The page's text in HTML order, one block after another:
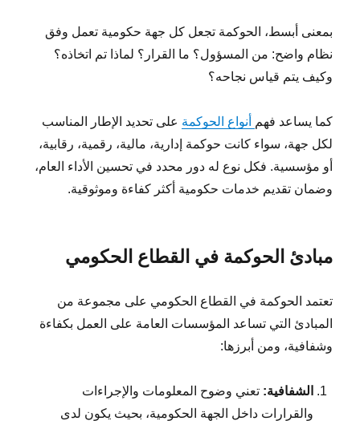
بمعنى أبسط، الحوكمة تجعل كل جهة حكومية تعمل وفق
نظام واضح: من المسؤول؟ ما القرار؟ لماذا تم اتخاذه؟
وكيف يتم قياس نجاحه؟
كما يساعد فهم أنواع الحوكمة على تحديد الإطار المناسب
لكل جهة، سواء كانت حوكمة إدارية، مالية، رقمية، رقابية،
أو مؤسسية. فكل نوع له دور محدد في تحسين الأداء العام،
وضمان تقديم خدمات حكومية أكثر كفاءة وموثوقية.
مبادئ الحوكمة في القطاع الحكومي
تعتمد الحوكمة في القطاع الحكومي على مجموعة من
المبادئ التي تساعد المؤسسات العامة على العمل بكفاءة
وشفافية، ومن أبرزها:
الشفافية:تعني وضوح المعلومات والإجراءات
والقرارات داخل الجهة الحكومية، بحيث يكون لدى